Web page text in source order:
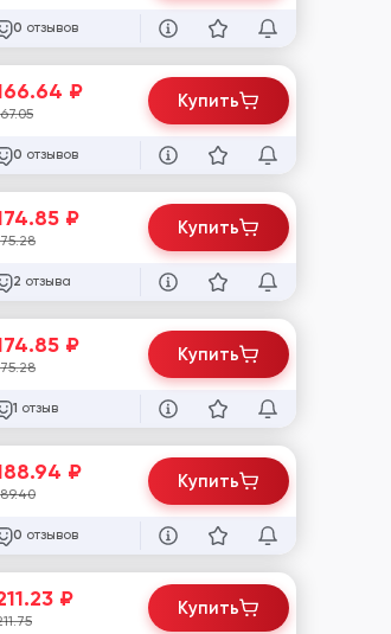
0 отзывов
₽
0 отзывов
Купить
₽
2 отзыва
Купить
₽
1 отзыв
Купить
₽
0 отзывов
Купить
₽ Купить